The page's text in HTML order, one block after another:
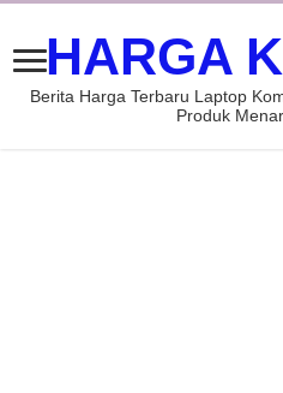
HARGA
Berita Harga Terbaru Laptop
Produk